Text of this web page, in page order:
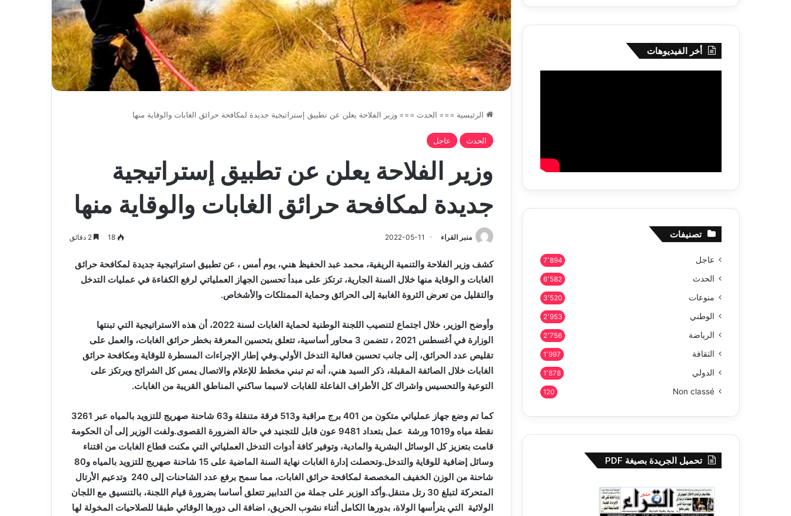
الرئيسية === الحدث === وزير الفلاحة يعلن عن تطبيق إستراتيجية جديدة لمكافحة حرائق الغابات والوقاية منها
الحدث عاجل
وزير الفلاحة يعلن عن تطبيق إستراتيجية
جديدة لمكافحة حرائق الغابات والوقاية منها
منبر القراء 2022-05-11
18
كشف وزير الفلاحة والتنمية الريفية، محمد عبد الحفيظ هني، يوم أمس ، عن تطبيق استراتيجية جديدة لمكافحة حرائق
الغابات و الوقاية منها خلال السنة الجارية، ترتكز على مبدأ تحسين الجهاز العملياتي لرفع الكفاءة في عمليات التدخل
والتقليل من تعرض الثروة الغابية إلى الحرائق وحماية الممتلكات والأشخاص.
وأوضح الوزير، خلال اجتماع لتنصيب اللجنة الوطنية لحماية الغابات لسنة 2022، أن هذه الاستراتيجية التي تبنتها
الوزارة في أغسطس 2021 ، تتضمن 3 محاور أساسية، تتعلق بتحسين المعرفة بخطر حرائق الغابات، والعمل على
تقليص عدد الحرائق، إلى جانب تحسين فعالية التدخل الأولي.وفي إطار الإجراءات المسطرة للوقاية ومكافحة حرائق
الغابات خلال الصائفة المقبلة، ذكر السيد هني، أنه تم تبني مخطط للإعلام والاتصال يمس كل الشرائح ويرتكز على
التوعية والتحسيس واشراك كل الأطراف الفاعلة للغابات لاسيما ساكني المناطق القريبة من الغابات.
كما تم وضع جهاز عملياتي متكون من 401 برج مراقبة و513 فرقة متنقلة و63 شاحنة صهريج للتزويد بالمياه عبر 3261
نقطة مياه و1019 ورشة عمل بتعداد 9481 عون قابل للتجنيد في حالة الضرورة القصوى.ولفت الوزير إلى أن الحكومة
قامت بتعزيز كل الوسائل البشرية والمادية، وتوفير كافة أدوات التدخل العملياتي التي مكنت قطاع الغابات من اقتناء
وسائل إضافية للوقاية والتدخل.وتحصلت إدارة الغابات نهاية السنة الماضية على 15 شاحنة صهريج للتزويد بالمياه و80
شاحنة من الوزن الخفيف المخصصة لمكافحة حرائق الغابات، مما سمح برفع عدد الشاحنات إلى 240 وتدعيم الأرتال
المتحركة لتبلغ 30 رتل متنقل.وأكد الوزير على جملة من التدابير تتعلق أساسا بضرورة قيام اللجنة، بالتنسيق مع اللجان
الولائية التي يترأسها الولاة، بدورها الكامل أثناء نشوب الحريق، اضافة الى دورها الوقائي طبقا للصلاحيات المخولة لها
أخر الفيديوهات
تصنيفات
عاجل 7٬894
الحدث 6٬582
منوعات 3٬520
الوطني 2٬953
الرياضة 2٬756
الثقافة 1٬997
الدولي 1٬878
Non classé
120
تحميل الجريدة بصيغة PDF